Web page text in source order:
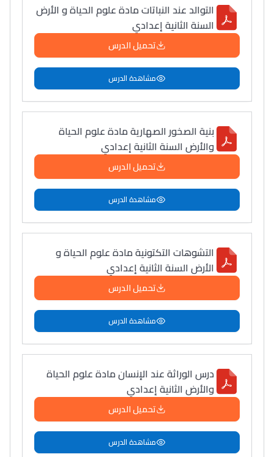
التوالد عند النباتات مادة علوم الحياة و الأرض
السنة الثانية إعدادي
تحميل الدرس
مشاهدة الدرس
بنية الصخور الصهارية مادة علوم الحياة
والأرض السنة الثانية إعدادي
تحميل الدرس
مشاهدة الدرس
التشوهات التكتونية مادة علوم الحياة و
الأرض السنة الثانية إعدادي
تحميل الدرس
مشاهدة الدرس
درس الوراثة عند الإنسان مادة علوم الحياة
والأرض الثانية إعدادي
تحميل الدرس
مشاهدة الدرس